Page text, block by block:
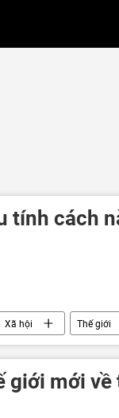
tính cách
Xã hội Thế giới
giới mới